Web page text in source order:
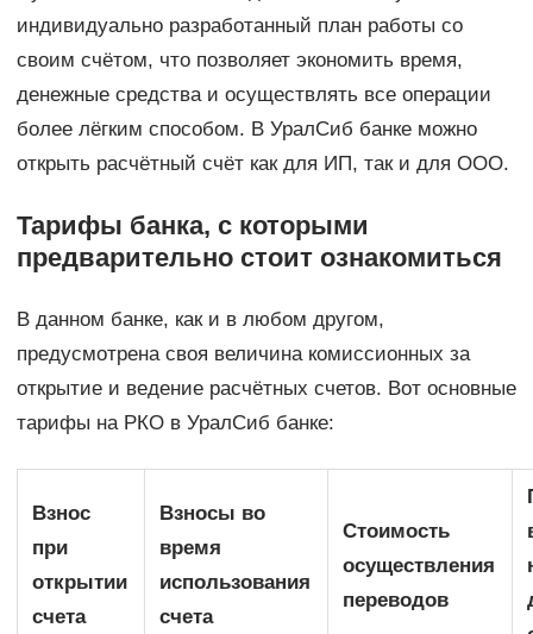
индивидуально разработанный план работы со
своим счётом, что позволяет экономить время,
денежные средства и осуществлять все операции
более лёгким способом. В УралСиб банке можно
открыть расчётный счёт как для ИП, так и для ООО.
Тарифы банка, с которыми
предварительно стоит ознакомиться
В данном банке, как и в любом другом,
предусмотрена своя величина комиссионных за
открытие и ведение расчётных счетов. Вот основные
тарифы на РКО в УралСиб банке:
Взнос
при
открытии
счета
Взносы во
время
использования
счета
Стоимость
осуществления
переводов